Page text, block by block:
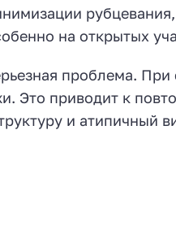
на открытых
проблема. При
Это приводит к
и атипичный